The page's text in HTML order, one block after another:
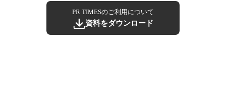
PR TIMESのご利用について
資料をダウンロード